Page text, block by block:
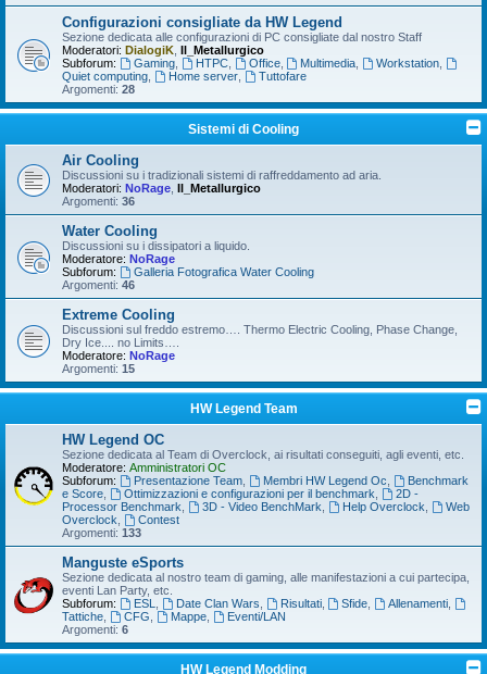
Configurazioni consigliate da HW Legend
Sezione dedicata alle configurazioni di PC consigliate dal nostro Staff
Moderatori: DialogiK Il_Metallurgico
Subforum:
Gaming, HTPC, Office, Multimedia Workstation
Quiet computing
Home server,
Tuttofare
Argomenti: 28
Sistemi di Cooling
Air Cooling
Discussioni su i tradizionali sistemi di raffreddamento ad aria.
Moderatori: NoRage Il_Metallurgico
Argomenti: 36
Water Cooling
Discussioni su i dissipatori a liquido.
Moderatore: NoRage
Subforum:
Galleria Fotografica Water Cooling
Argomenti: 46
Extreme Cooling
Discussioni sul freddo estremo…. Thermo Electric Cooling, Phase Change,
Dry Ice.... no Limits….
Moderatore: NoRage
Argomenti: 15
HW Legend Team
HW Legend OC
Sezione dedicata al Team di Overclock, ai risultati conseguiti, agli eventi, etc.
Moderatore: Amministratori OC
Subforum:
Presentazione Team, Membri HW Legend Oc
Benchmark
e Score
Ottimizzazioni e configurazioni per il benchmark
2D -
Processor Benchmark
3D - Video BenchMark Help Overclock
Web
Overclock
Contest
Argomenti: 133
Manguste eSports
Sezione dedicata al nostro team di gaming, alle manifestazioni a cui partecipa,
eventi Lan Party, etc.
Subforum:
ESL Date Clan Wars Risultati, Sfide Allenamenti
Tattiche
CFG Mappe,
Eventi/LAN
Argomenti: 6
HW Legend Modding